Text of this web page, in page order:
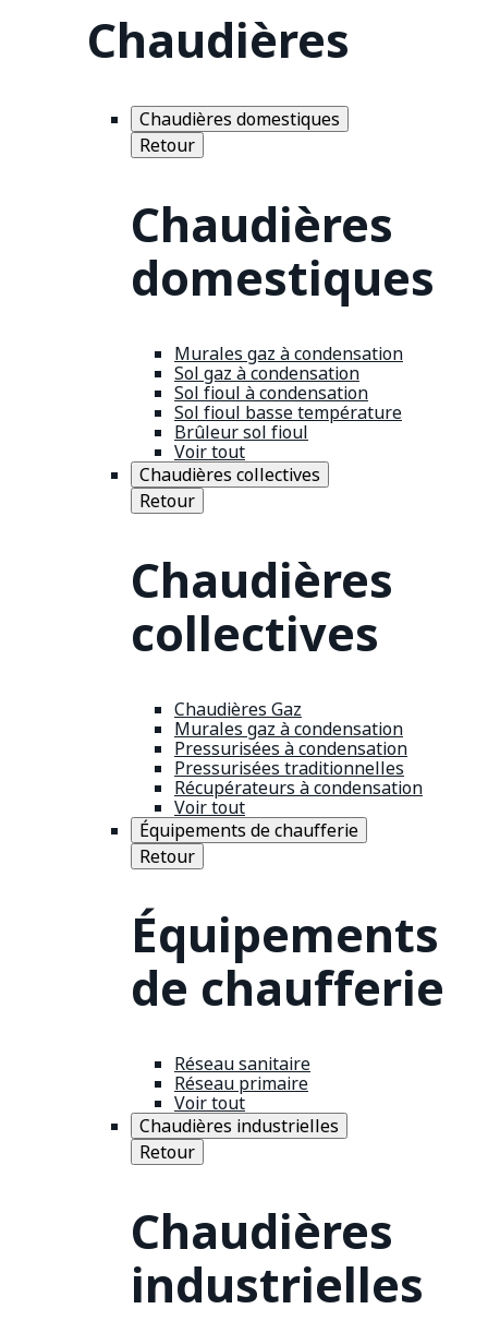
Chaudières
Chaudières domestiques
Retour
Chaudières
domestiques
Murales gaz à condensation
Sol gaz à condensation
Sol fioul à condensation
Sol fioul basse température
Brûleur sol fioul
Voir tout
Chaudières collectives
Retour
Chaudières
collectives
Chaudières Gaz
Murales gaz à condensation
Pressurisées à condensation
Pressurisées traditionnelles
Récupérateurs à condensation
Voir tout
Équipements de chaufferie
Retour
Équipements
de chaufferie
Réseau sanitaire
Réseau primaire
Voir tout
Chaudières industrielles
Retour
Chaudières
industrielles